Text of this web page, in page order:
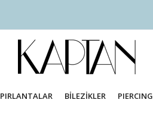
PIRLANTALAR BİLEZİKLER PIERCING